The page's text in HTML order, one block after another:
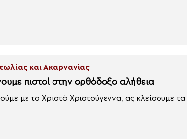
και Ακαρνανίας
πιστοί στην ορθόδοξο αλήθεια
με το Χριστό Χριστούγεννα, ας κλείσουμε τα